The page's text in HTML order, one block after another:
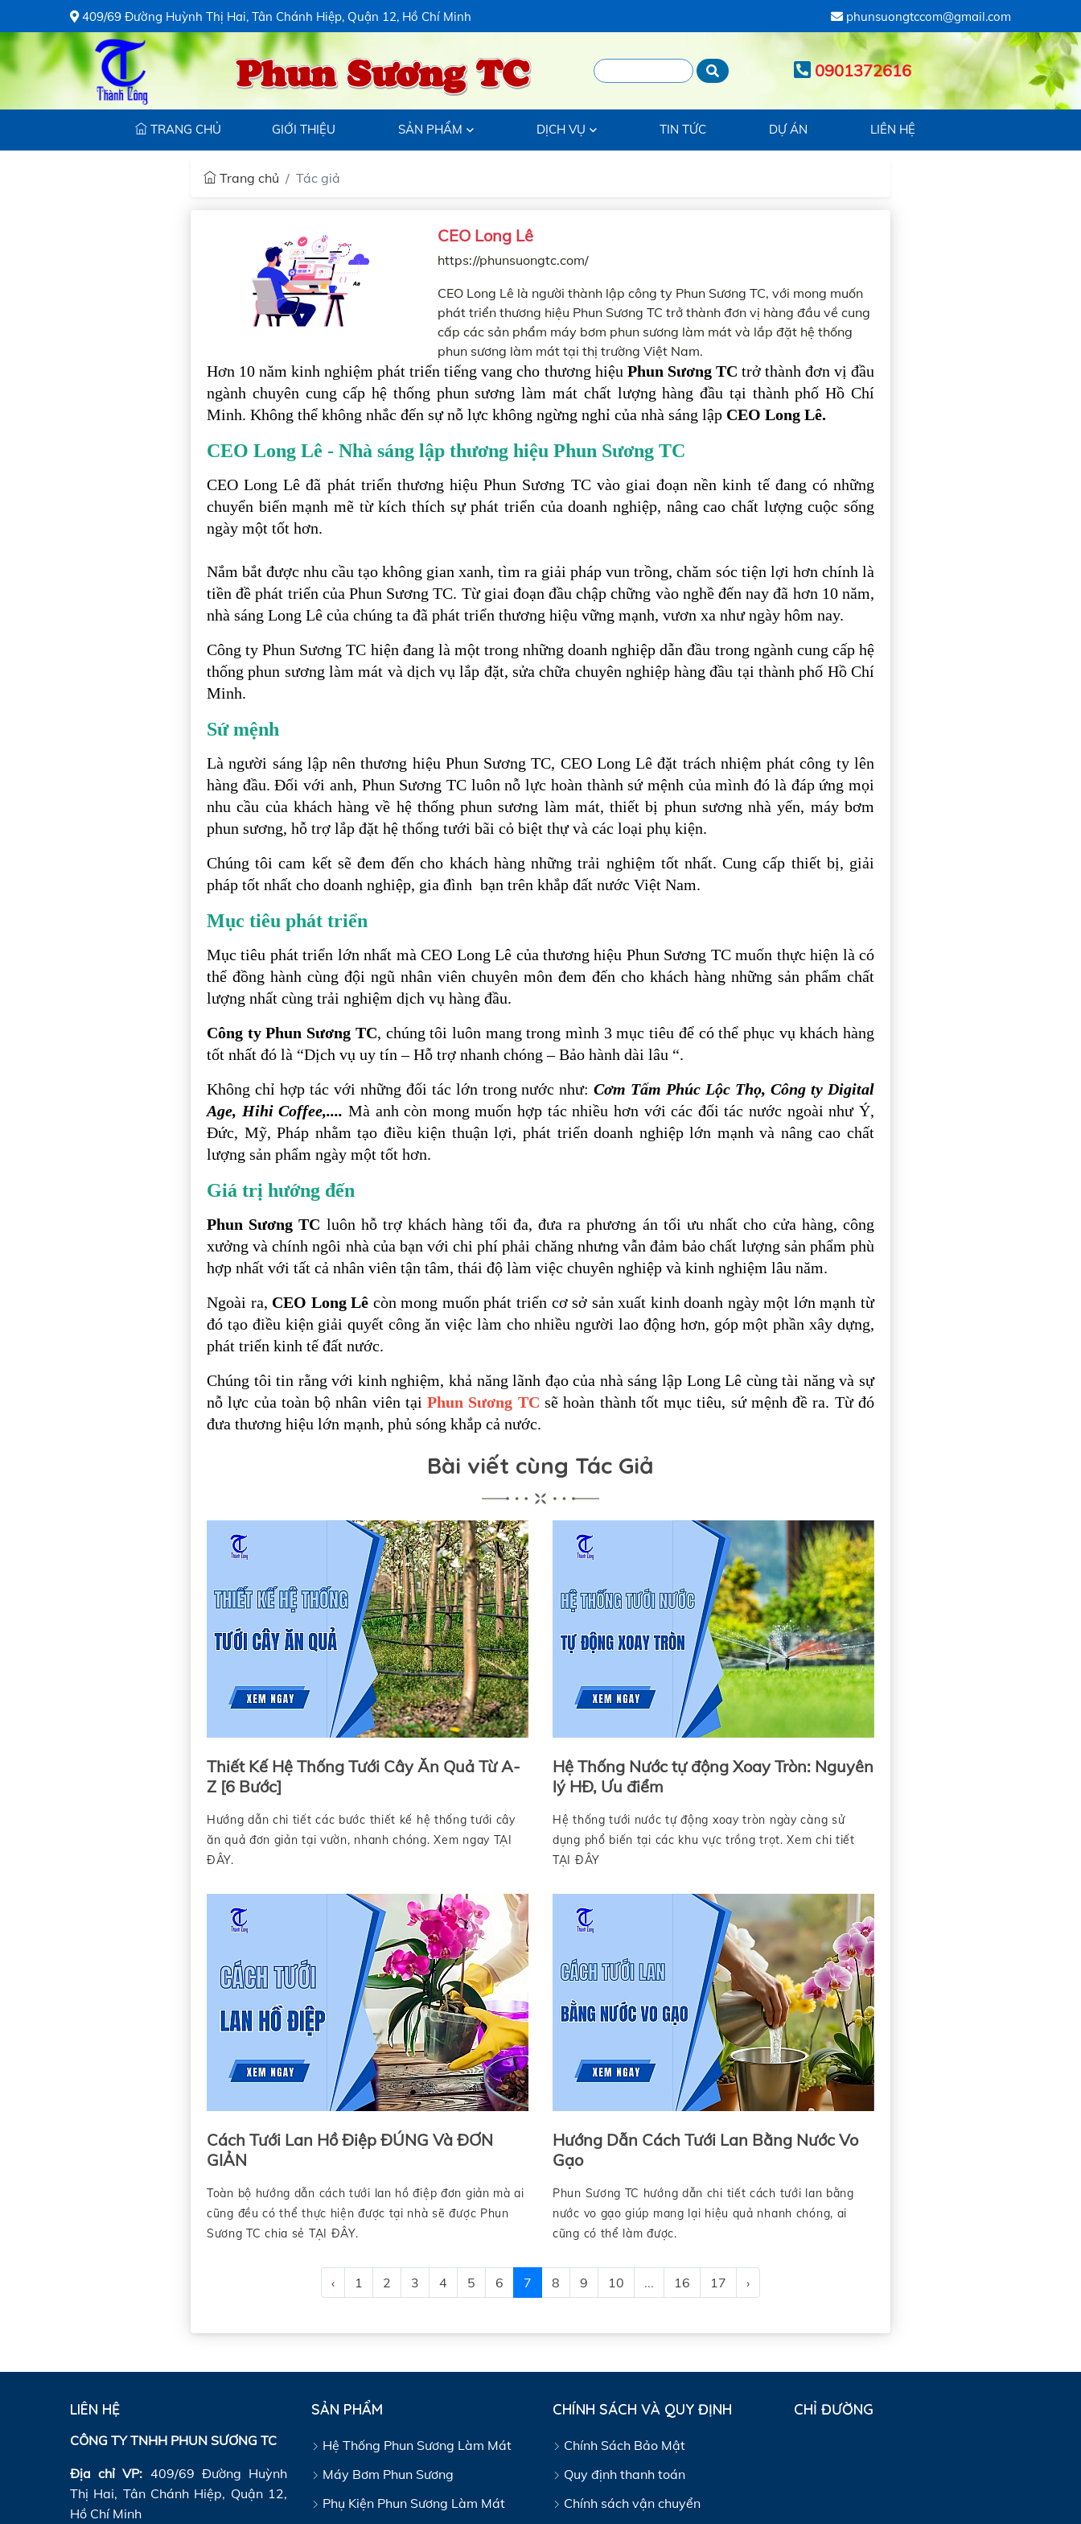
409/69 Đường Huỳnh Thị Hai, Tân Chánh Hiệp, Quận 12, Hồ Chí Minh phunsuongtccom@gmail.com
Phun Sương TC 0901372616
TRANG CHỦ GIỚI THIỆU SẢN PHẨM DỊCH VỤ TIN TỨC DỰ ÁN LIÊN HỆ
Trang chủ Tác giả
CEO Long Lê
https://phunsuongtc.com/
CEO Long Lê là người thành lập công ty Phun Sương TC, với mong muốn
phát triển thương hiệu Phun Sương TC trở thành đơn vị hàng đầu về cung
cấp các sản phẩm máy bơm phun sương làm mát và lắp đặt hệ thống
phun sương làm mát tại thị trường Việt Nam.
Hơn 10 năm kinh nghiệm phát triển tiếng vang cho thương hiệu Phun Sương TC trở thành đơn vị đầu
ngành chuyên cung cấp hệ thống phun sương làm mát chất lượng hàng đầu tại thành phố Hồ Chí
Minh. Không thể không nhắc đến sự nỗ lực không ngừng nghỉ của nhà sáng lập CEO Long Lê.
CEO Long Lê - Nhà sáng lập thương hiệu Phun Sương TC
CEO Long Lê đã phát triển thương hiệu Phun Sương TC vào giai đoạn nền kinh tế đang có những
chuyển biến mạnh mẽ từ kích thích sự phát triển của doanh nghiệp, nâng cao chất lượng cuộc sống
ngày một tốt hơn.
Nắm bắt được nhu cầu tạo không gian xanh, tìm ra giải pháp vun trồng, chăm sóc tiện lợi hơn chính là
tiền đề phát triển của Phun Sương TC. Từ giai đoạn đầu chập chững vào nghề đến nay đã hơn 10 năm,
nhà sáng Long Lê của chúng ta đã phát triển thương hiệu vững mạnh, vươn xa như ngày hôm nay.
Công ty Phun Sương TC hiện đang là một trong những doanh nghiệp dẫn đầu trong ngành cung cấp hệ
thống phun sương làm mát và dịch vụ lắp đặt, sửa chữa chuyên nghiệp hàng đầu tại thành phố Hồ Chí
Minh.
Sứ mệnh
Là người sáng lập nên thương hiệu Phun Sương TC, CEO Long Lê đặt trách nhiệm phát công ty lên
hàng đầu. Đối với anh, Phun Sương TC luôn nỗ lực hoàn thành sứ mệnh của mình đó là đáp ứng mọi
nhu cầu của khách hàng về hệ thống phun sương làm mát, thiết bị phun sương nhà yến, máy bơm
phun sương, hỗ trợ lắp đặt hệ thống tưới bãi cỏ biệt thự và các loại phụ kiện.
Chúng tôi cam kết sẽ đem đến cho khách hàng những trải nghiệm tốt nhất. Cung cấp thiết bị, giải
pháp tốt nhất cho doanh nghiệp, gia đình bạn trên khắp đất nước Việt Nam.
Mục tiêu phát triển
Mục tiêu phát triển lớn nhất mà CEO Long Lê của thương hiệu Phun Sương TC muốn thực hiện là có
thể đồng hành cùng đội ngũ nhân viên chuyên môn đem đến cho khách hàng những sản phẩm chất
lượng nhất cùng trải nghiệm dịch vụ hàng đầu.
Công ty Phun Sương TC, chúng tôi luôn mang trong mình 3 mục tiêu để có thể phục vụ khách hàng
tốt nhất đó là “Dịch vụ uy tín – Hỗ trợ nhanh chóng – Bảo hành dài lâu “.
Không chỉ hợp tác với những đối tác lớn trong nước như:Cơm Tấm Phúc Lộc Thọ, Công ty Digital
Age, Hihi Coffee,.... Mà anh còn mong muốn hợp tác nhiều hơn với các đối tác nước ngoài như Ý,
Đức, Mỹ, Pháp nhằm tạo điều kiện thuận lợi, phát triển doanh nghiệp lớn mạnh và nâng cao chất
lượng sản phẩm ngày một tốt hơn.
Giá trị hướng đến
Phun Sương TC luôn hỗ trợ khách hàng tối đa, đưa ra phương án tối ưu nhất cho cửa hàng, công
xưởng và chính ngôi nhà của bạn với chi phí phải chăng nhưng vẫn đảm bảo chất lượng sản phẩm phù
hợp nhất với tất cả nhân viên tận tâm, thái độ làm việc chuyên nghiệp và kinh nghiệm lâu năm.
Ngoài ra, CEO Long Lê còn mong muốn phát triển cơ sở sản xuất kinh doanh ngày một lớn mạnh từ
đó tạo điều kiện giải quyết công ăn việc làm cho nhiều người lao động hơn, góp một phần xây dựng,
phát triển kinh tế đất nước.
Chúng tôi tin rằng với kinh nghiệm, khả năng lãnh đạo của nhà sáng lập Long Lê cùng tài năng và sự
nỗ lực của toàn bộ nhân viên tạiPhun Sương TC sẽ hoàn thành tốt mục tiêu, sứ mệnh đề ra. Từ đó
đưa thương hiệu lớn mạnh, phủ sóng khắp cả nước.
Bài viết cùng Tác Giả
Thiết Kế Hệ Thống Tưới Cây Ăn Quả Từ A-
Z [6 Bước]
Hướng dẫn chi tiết các bước thiết kế hệ thống tưới cây
ăn quả đơn giản tại vườn, nhanh chóng. Xem ngay TẠI
ĐÂY.
Hệ Thống Nước tự động Xoay Tròn: Nguyên
lý HĐ, Ưu điểm
Hệ thống tưới nước tự động xoay tròn ngày càng sử
dụng phổ biến tại các khu vực trồng trọt. Xem chi tiết
TẠI ĐÂY
Cách Tưới Lan Hồ Điệp ĐÚNG Và ĐƠN
GIẢN
Toàn bộ hướng dẫn cách tưới lan hồ điệp đơn giản mà ai
cũng đều có thể thực hiện được tại nhà sẽ được Phun
Sương TC chia sẻ TẠI ĐÂY.
Hướng Dẫn Cách Tưới Lan Bằng Nước Vo
Gạo
Phun Sương TC hướng dẫn chi tiết cách tưới lan bằng
nước vo gạo giúp mang lại hiệu quả nhanh chóng, ai
cũng có thể làm được.
‹ 1 2 3 4 5 6 7 8 9 10 ... 16 17 ›
LIÊN HỆ
CÔNG TY TNHH PHUN SƯƠNG TC
Địa chỉ VP: 409/69 Đường Huỳnh
Thị Hai, Tân Chánh Hiệp, Quận 12,
Hồ Chí Minh
SẢN PHẨM
Hệ Thống Phun Sương Làm Mát
Máy Bơm Phun Sương
Phụ Kiện Phun Sương Làm Mát
CHÍNH SÁCH VÀ QUY ĐỊNH
Chính Sách Bảo Mật
Quy định thanh toán
Chính sách vận chuyển
CHỈ ĐƯỜNG